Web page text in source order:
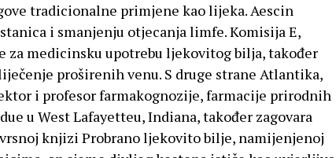
tradicionalne primjene kao lijeka. Aescin
i smanjenju otjecanja limfe. Komisija E,
za medicinsku upotrebu ljekovitog bilja, također
proširenih venu. S druge strane Atlantika,
i profesor farmakognozije, farmacije prirodnih
u West Lafayetteu, Indiana, također zagovara
knjizi Probrano ljekovito bilje, namijenjenoj